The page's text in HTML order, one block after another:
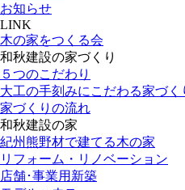
お知らせ
LINK
木の家をつくる会
和秋建設の家づくり
５つのこだわり
大工の手刻みにこだわる家づく
家づくりの流れ
和秋建設の家
紀州熊野材で建てる木の家
リフォーム・リノベーション
店舗･事業用新築